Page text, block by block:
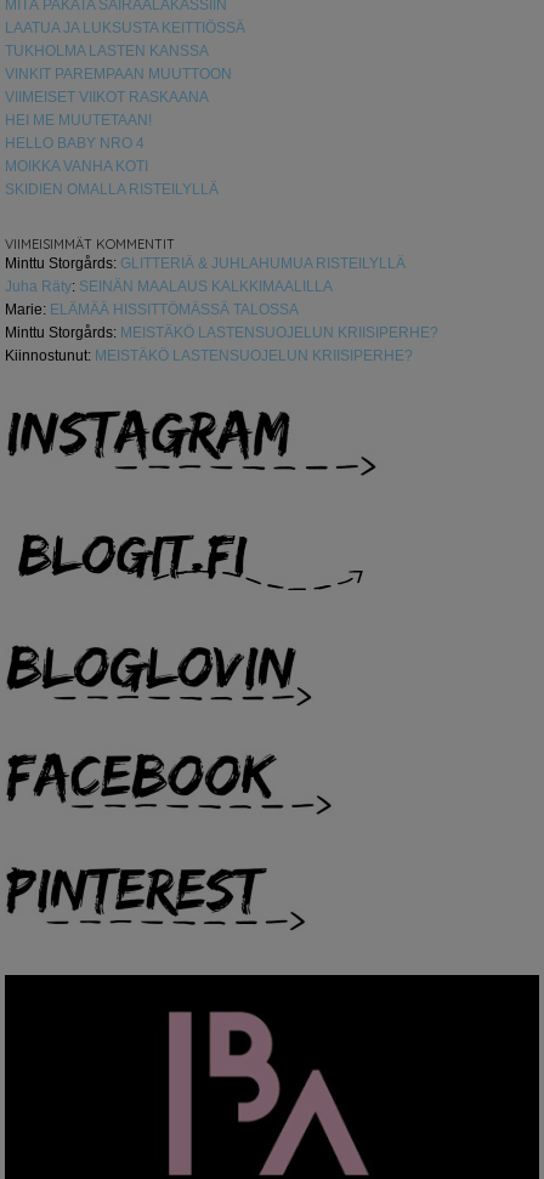
MITÄ PAKATA SAIRAALAKASSIIN
LAATUA JA LUKSUSTA KEITTIÖSSÄ
TUKHOLMA LASTEN KANSSA
VINKIT PAREMPAAN MUUTTOON
VIIMEISET VIIKOT RASKAANA
HEI ME MUUTETAAN!
HELLO BABY NRO 4
MOIKKA VANHA KOTI
SKIDIEN OMALLA RISTEILYLLÄ
VIIMEISIMMÄT KOMMENTIT
Minttu Storgårds: GLITTERIÄ & JUHLAHUMUA RISTEILYLLÄ
Juha Räty: SEINÄN MAALAUS KALKKIMAALILLA
Marie: ELÄMÄÄ HISSITTÖMÄSSÄ TALOSSA
Minttu Storgårds: MEISTÄKÖ LASTENSUOJELUN KRIISIPERHE?
Kiinnostunut: MEISTÄKÖ LASTENSUOJELUN KRIISIPERHE?